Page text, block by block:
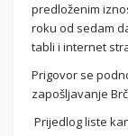
predloženim
roku od sedam
tabli i internet
Prigovor se
zapošljavanje
Prijedlog liste